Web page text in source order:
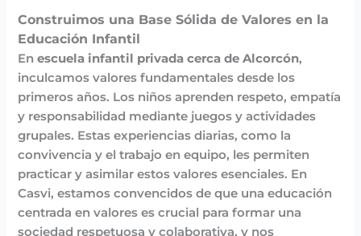
Construimos una Base Sólida de Valores en la
Educación Infantil
Enescuela infantil privada cerca de Alcorcón,
inculcamos valores fundamentales desde los
primeros años. Los niños aprenden respeto, empatía
y responsabilidad mediante juegos y actividades
grupales. Estas experiencias diarias, como la
convivencia y el trabajo en equipo, les permiten
practicar y asimilar estos valores esenciales. En
Casvi, estamos convencidos de que una educación
centrada en valores es crucial para formar una
sociedad respetuosa y colaborativa, y nos